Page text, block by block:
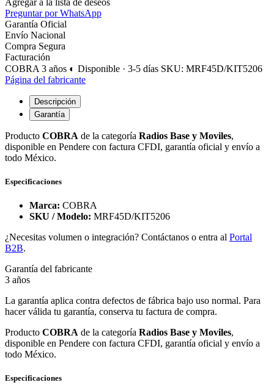
Preguntar por WhatsApp
Garantía Oficial
Envío Nacional
Compra Segura
Facturación
COBRA 3 años ◐ Disponible · 3-5 días SKU: MRF45D/KIT5206
Página del fabricante
Descripción
Garantía
Producto COBRA de la categoría Radios Base y Moviles,
disponible en Pendere con factura CFDI, garantía oficial y envío a
todo México.
Especificaciones
Marca: COBRA
SKU / Modelo: MRF45D/KIT5206
¿Necesitas volumen o integración? Contáctanos o entra al Portal
B2B.
Garantía del fabricante
3 años
La garantía aplica contra defectos de fábrica bajo uso normal. Para
hacer válida tu garantía, conserva tu factura de compra.
Producto COBRA de la categoría Radios Base y Moviles,
disponible en Pendere con factura CFDI, garantía oficial y envío a
todo México.
Especificaciones